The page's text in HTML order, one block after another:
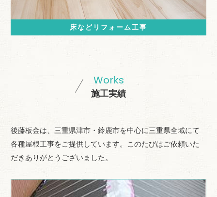
床などリフォーム工事
Works
施工実績
後藤板金は、三重県津市・鈴鹿市を中心に三重県全域にて
各種屋根工事をご提供しています。このたびはご依頼いた
だきありがとうございました。